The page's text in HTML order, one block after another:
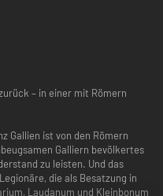
– in einer mit Römern
Gallien ist von den Römern
Galliern bevölkertes
zu leisten. Und das
die als Besatzung in
Laudanum und Kleinbonum